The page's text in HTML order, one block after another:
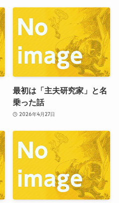
最初は「主夫研究家」と名
乗った話
2026年4月27日